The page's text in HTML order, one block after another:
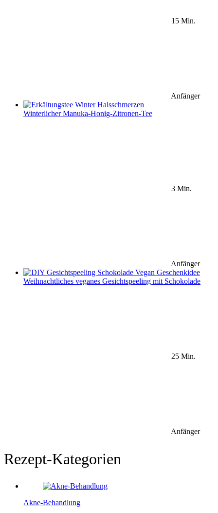
15 Min.
Anfänger
Winterlicher Manuka-Honig-Zitronen-Tee
3 Min.
Anfänger
Weihnachtliches veganes Gesichtspeeling mit Schokolade
25 Min.
Anfänger
Rezept-Kategorien
Akne-Behandlung